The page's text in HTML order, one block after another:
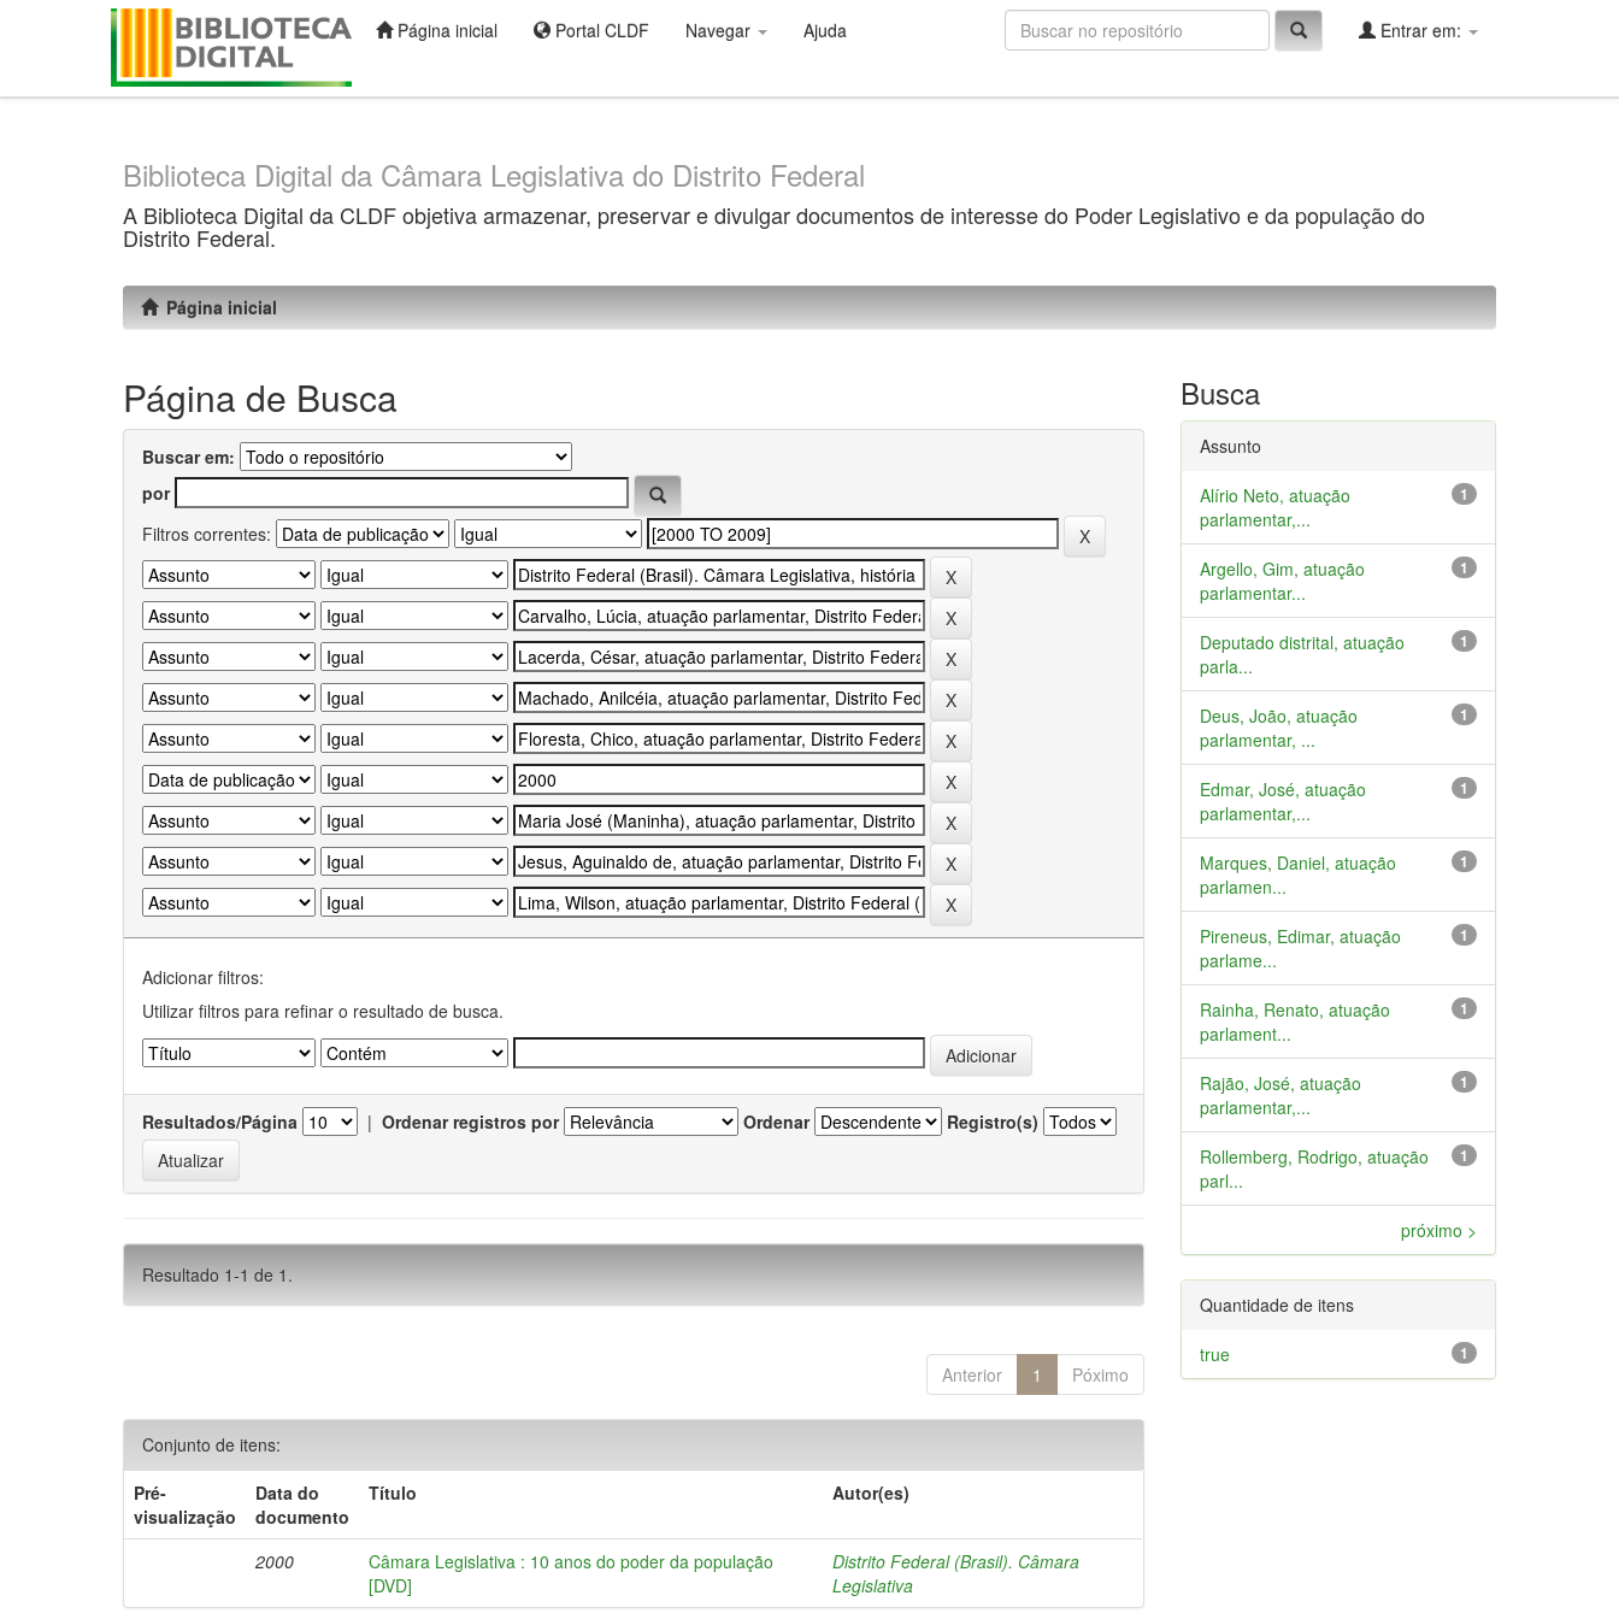
Página inicial Portal CLDF Navegar Ajuda Entrar em:
Biblioteca Digital da Câmara Legislativa do Distrito Federal
A Biblioteca Digital da CLDF objetiva armazenar, preservar e divulgar documentos de interesse do Poder Legislativo e da população do
Distrito Federal.
Página inicial
Página de Busca
Buscar em:
por
Filtros correntes:
Adicionar filtros:
Utilizar filtros para refinar o resultado de busca.
Resultados/Página | Ordenar registros por Ordenar Registro(s)
Resultado 1-1 de 1.
Anterior 1 Póximo
Conjunto de itens:
Pré-
visualização
Data do
documento
Título Autor(es)
2000
Câmara Legislativa : 10 anos do poder da população
[DVD]
Distrito Federal (Brasil). Câmara
Legislativa
Busca
Assunto
1
Alírio Neto, atuação
parlamentar,...
1
Argello, Gim, atuação
parlamentar...
1
Deputado distrital, atuação
parla...
1
Deus, João, atuação
parlamentar, ...
1
Edmar, José, atuação
parlamentar,...
1
Marques, Daniel, atuação
parlamen...
1
Pireneus, Edimar, atuação
parlame...
1
Rainha, Renato, atuação
parlament...
1
Rajão, José, atuação
parlamentar,...
1
Rollemberg, Rodrigo, atuação
parl...
próximo >
Quantidade de itens
1
true